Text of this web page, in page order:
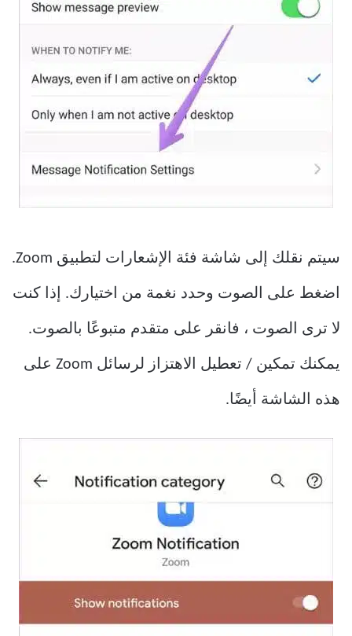
سيتم نقلك إلى شاشة فئة الإشعارات لتطبيق Zoom.
اضغط على الصوت وحدد نغمة من اختيارك. إذا كنت
لا ترى الصوت ، فانقر على متقدم متبوعًا بالصوت.
يمكنك تمكين / تعطيل الاهتزاز لرسائل Zoom على
هذه الشاشة أيضًا.